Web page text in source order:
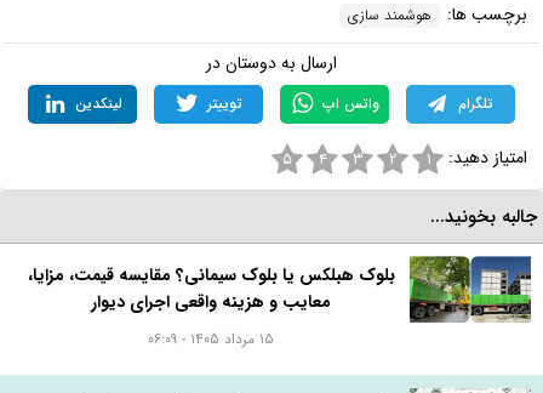
برچسب ها: هوشمند سازی
ارسال به دوستان در
تلگرام واتس اپ توییتر لینکدین
امتیاز دهید: ۱ ۲ ۳ ۴ ۵
بخونید...
بلوک هبلکس یا بلوک سیمانی؟ مقایسه قیمت، مزایا،
معایب و هزینه واقعی اجرای دیوار
۱۵ مرداد ۱۴۰۵ - ۰۶:۰۹